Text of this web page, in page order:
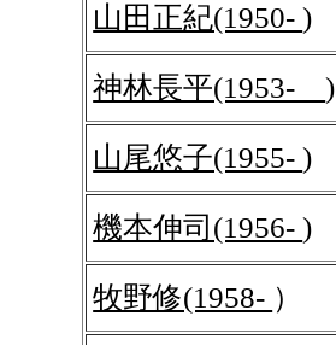
山田正紀(1950-)
神林長平(1953-)
山尾悠子(1955-)
機本伸司(1956-)
牧野修(1958- ）